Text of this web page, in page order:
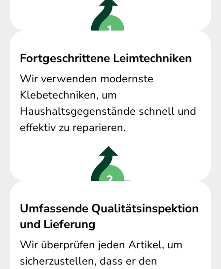
Fortgeschrittene Leimtechniken
Wir verwenden modernste
Klebetechniken, um
Haushaltsgegenstände schnell und
effektiv zu reparieren.
Umfassende Qualitätsinspektion
und Lieferung
Wir überprüfen jeden Artikel, um
sicherzustellen, dass er den